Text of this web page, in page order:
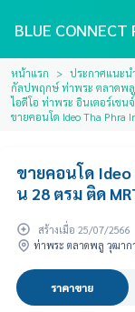
BLUE CONNECT
หน้าแรก
ประกาศแนะน
กัลปพฤกษ์ ท่าพระ ตลาดพลู
ไอดีโอ ท่าพระ อินเตอร์เชนจ์
ขายคอนโด Ideo Tha Phra
ขายคอนโด
น 28 ตรม ติด
สร้างเมื่อ 25/07/2566
ท่าพระ ตลาดพลู วุฒาก
ราคาขาย